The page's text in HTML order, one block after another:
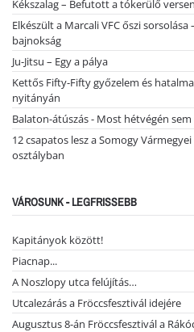
Kékszalag – Befutott a tókerülő
Elkészült a Marcali VFC őszi
bajnokság
Ju-Jitsu – Egy a pálya
Kettős Fifty-Fifty győzelem és
nyitányán
Balaton-átúszás - Most hétvégén
12 csapatos lesz a Somogy
osztályban
VÁROSUNK - LEGFRISSEBB
Kapitányok között!
Piacnap...
A Noszlopy utca felújítás…
Utcalezárás a Fröccsfesztivál idejére
Augusztus 8-án Fröccsfesztivál a